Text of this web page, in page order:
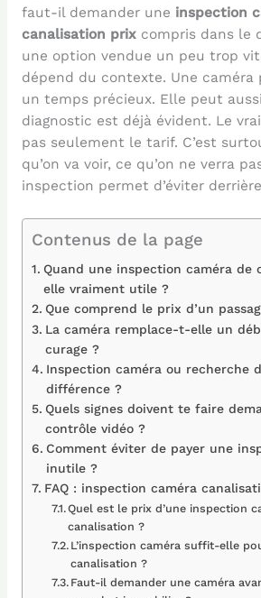
faut-il demander une inspection
canalisation prixcompris dans le
une option vendue un peu trop
dépend du contexte. Une caméra
un temps précieux. Elle peut
diagnostic est déjà évident. Le
pas seulement le tarif. C’est
qu’on va voir, ce qu’on ne verra
inspection permet d’éviter
Contenus de la page
Quand une inspection caméra de
elle vraiment utile ?
Que comprend le prix d’un
La caméra remplace-t-elle un
curage ?
Inspection caméra ou recherche
différence ?
Quels signes doivent te faire
contrôle vidéo ?
Comment éviter de payer une
inutile ?
FAQ : inspection caméra
Quel est le prix d’une inspection
canalisation ?
L’inspection caméra suffit-elle
canalisation ?
Faut-il demander une caméra